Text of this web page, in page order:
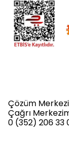
Çözüm Merkezi
Çağrı
0 (352) 206 33